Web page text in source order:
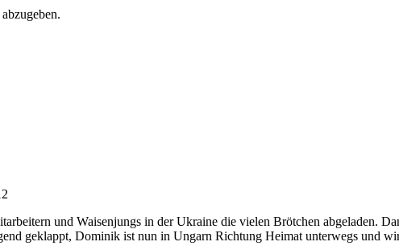
und Waisenjungs in der Ukraine die vielen Brötchen abgeladen.
geklappt, Dominik ist nun in Ungarn Richtung Heimat unterwegs und